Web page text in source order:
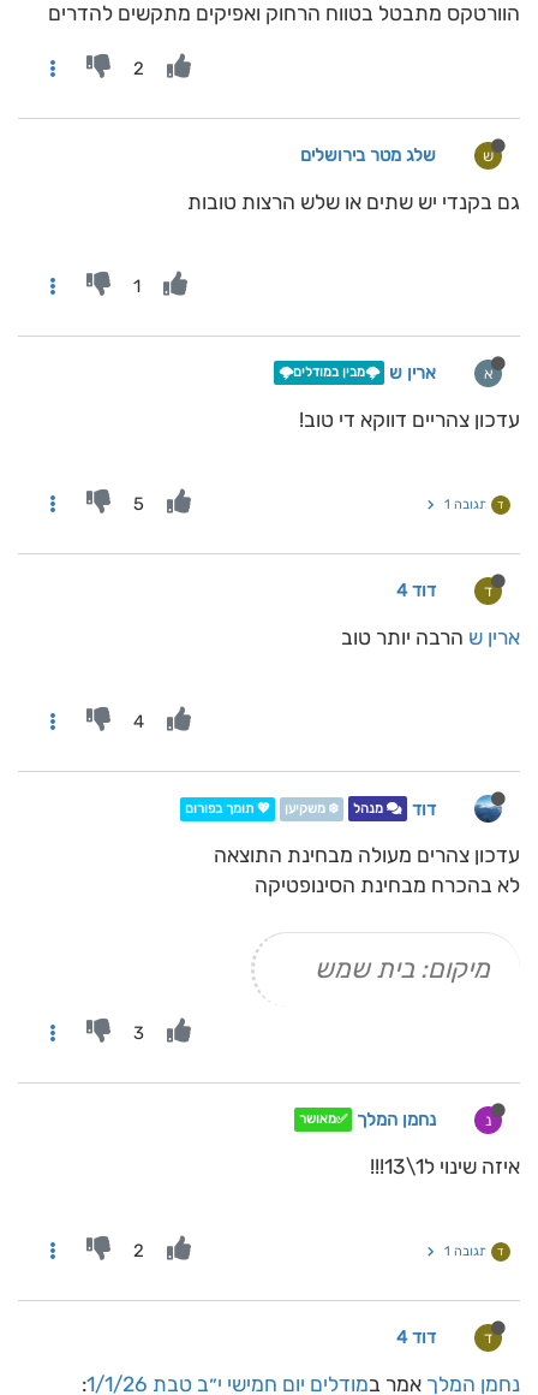
הוורטקס מתבטל בטווח הרחוק ואפיקים מתקשים להדרים
2
ש שלג מטר בירושלים
גם בקנדי יש שתים או שלש הרצות טובות
1
א ארין ש 🌩️מבין במודלים🌩️
עדכון צהריים דווקא די טוב!
ד תגובה 1 5
ד דוד 4
ארין ש הרבה יותר טוב
4
דוד מנהל ❄️ משקיען 💖 תומך בפורום
עדכון צהרים מעולה מבחינת התוצאה
לא בהכרח מבחינת הסינופטיקה
מיקום: בית שמש
3
נ נחמן המלך ✅מאושר
איזה שינוי ל1\13!!!
ד תגובה 1 2
ד דוד 4
נחמן המלך אמר במודלים יום חמישי י״ב טבת 1/1/26 :